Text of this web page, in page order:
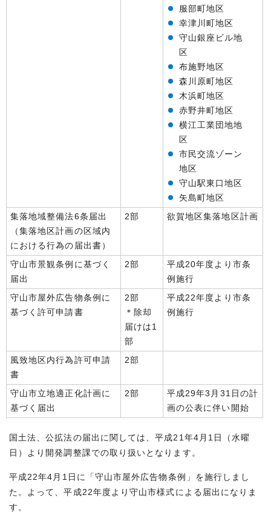
服部町地区
幸津川町地区
守山銀座ビル地
区
布施野地区
森川原町地区
木浜町地区
赤野井町地区
横江工業団地地
区
市民交流ゾーン
地区
守山駅東口地区
矢島町地区
集落地域整備法6条届出
（集落地区計画の区域内
における行為の届出書）
2部 欲賀地区集落地区計画
守山市景観条例に基づく
届出
2部
平成20年度より市条
例施行
守山市屋外広告物条例に
基づく許可申請書
2部
＊除却
届けは1
部
平成22年度より市条
例施行
風致地区内行為許可申請
書
2部
守山市立地適正化計画に
基づく届出
2部
平成29年3月31日の計
画の公表に伴い開始
国土法、公拡法の届出に関しては、平成21年4月1日（水曜
日）より開発調整課での取り扱いとなります。
平成22年4月1日に「守山市屋外広告物条例」を施行しまし
た。よって、平成22年度より守山市様式による届出になりま
す。